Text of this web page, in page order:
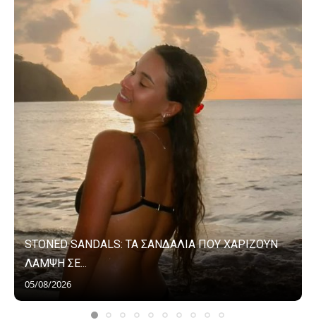
STONED SANDALS: ΤΑ ΣΑΝΔΑΛΙΑ ΠΟΥ ΧΑΡΙΖΟΥΝ
ΛΑΜΨΗ ΣΕ...
05/08/2026